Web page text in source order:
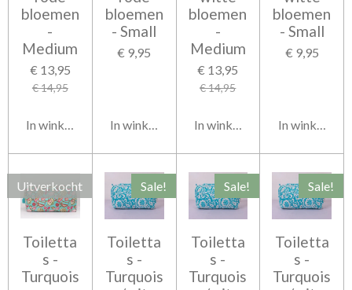
bloemen
-
Medium
€ 13,95
€ 14,95
In winkelwagen
bloemen
- Small
€ 9,95
In winkelwagen
bloemen
-
Medium
€ 13,95
€ 14,95
In winkelwagen
bloemen
- Small
€ 9,95
In
Uitverkocht
Toiletta
s -
Turquois
Sale!
Toiletta
s -
Turquois
Sale!
Toiletta
s -
Turquois
Sale!
Toiletta
s -
Turquois